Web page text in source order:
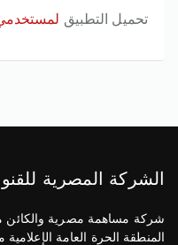
تحميل التطبيق لمستخدمي
الشركة المصرية
شركة مساهمة مصرية والكائن
المنطقة الحرة العامة